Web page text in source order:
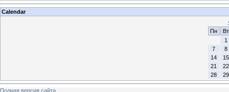
Calendar
Пн
Вт
1
7
8
14
15
21
22
28
29
Полная версия сайта